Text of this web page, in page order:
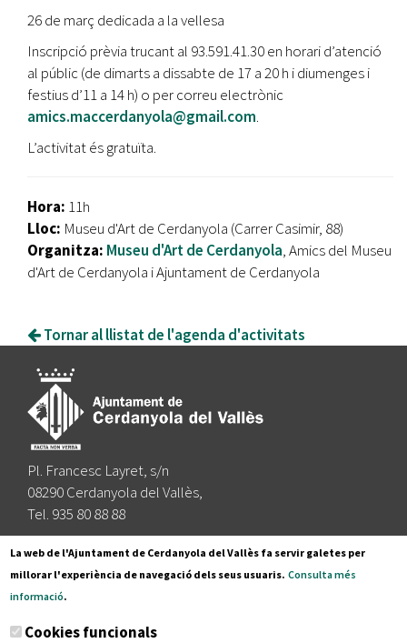
26 de març dedicada a la vellesa
Inscripció prèvia trucant al 93.591.41.30 en horari d’atenció
al públic (de dimarts a dissabte de 17 a 20 h i diumenges i
festius d’11 a 14 h) o per correu electrònic
amics.maccerdanyola@gmail.com.
L’activitat és gratuïta.
Hora: 11h
Lloc: Museu d'Art de Cerdanyola (Carrer Casimir, 88)
Organitza: Museu d'Art de Cerdanyola, Amics del Museu
d'Art de Cerdanyola i Ajuntament de Cerdanyola
Tornar al llistat de l'agenda d'activitats
Pl. Francesc Layret, s/n
08290 Cerdanyola del Vallès,
Tel. 935 80 88 88
Segueix-nos a:
Subscriu-te al nostre butlletí
La web de l'Ajuntament de Cerdanyola del Vallès fa servir galetes per
millorar l'experiència de navegació dels seus usuaris. Consulta més
informació.
Cookies funcionals